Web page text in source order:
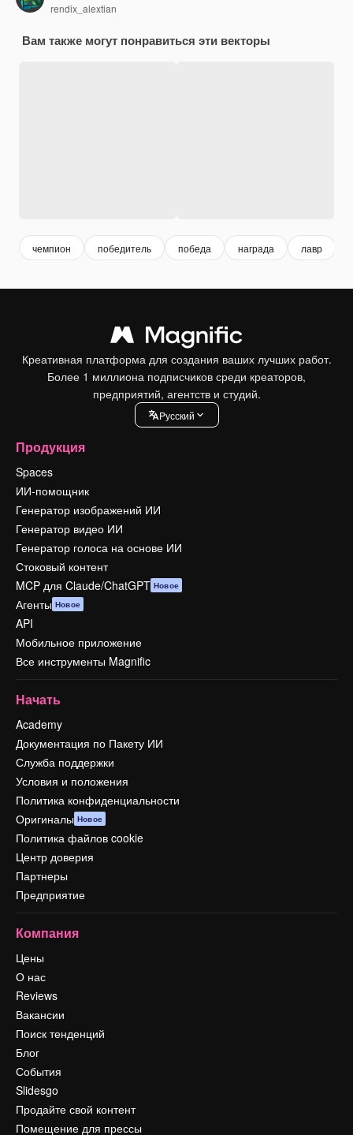
rendix_alextian
Вам также могут понравиться эти векторы
чемпион победитель победа награда лавр
Креативная платформа для создания ваших лучших работ.
Более 1 миллиона подписчиков среди креаторов,
предприятий, агентств и студий.
Pусский
Продукция
Spaces
ИИ-помощник
Генератор изображений ИИ
Генератор видео ИИ
Генератор голоса на основе ИИ
Стоковый контент
MCP для Claude/ChatGPT Новое
Агенты Новое
API
Мобильное приложение
Все инструменты Magnific
Начать
Academy
Документация по Пакету ИИ
Служба поддержки
Условия и положения
Политика конфиденциальности
Оригиналы Новое
Политика файлов cookie
Центр доверия
Партнеры
Предприятие
Компания
Цены
О нас
Reviews
Вакансии
Поиск тенденций
Блог
События
Slidesgo
Продайте свой контент
Помещение для прессы